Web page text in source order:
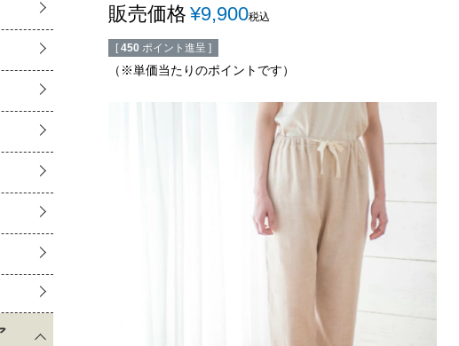
販売価格 ¥9,900税込
[ 450 ポイント進呈 ]
（※単価当たりのポイントです）